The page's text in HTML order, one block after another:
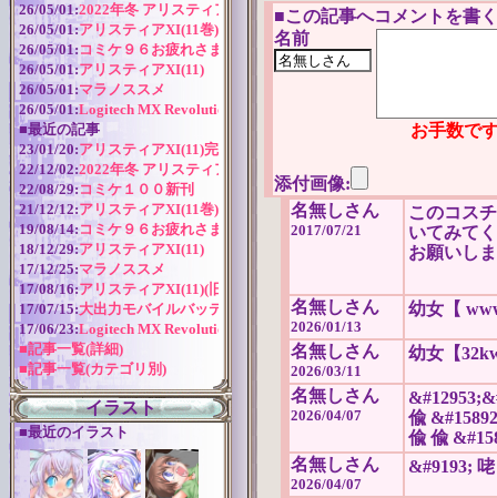
26/05/01:2022年冬 アリスティアシリーズ今後の予定
26/05/01:アリスティアXI(11巻) 作成近況
26/05/01: コミケ９６お疲れさまでした！
26/05/01:アリスティアXI(11)
26/05/01:マラノススメ
26/05/01:Logitech MX Revolution バッテリー交換
■最近の記事
23/01/20:アリスティアXI(11)完全版
22/12/02:2022年冬 アリスティアシリーズ今後の予定
22/08/29:コミケ１００新刊
21/12/12:アリスティアXI(11巻) 作成近況
19/08/14:コミケ９６お疲れさまでした！
18/12/29:アリスティアXI(11)
17/12/25:マラノススメ
17/08/16:アリスティアXI(11)(旧版)
17/07/15:大出力モバイルバッテリー
17/06/23:Logitech MX Revolution バッテリー交換
■記事一覧(詳細)
■記事一覧(カテゴリ別)
イラスト
■最近のイラスト
■この記事へコメントを書
名前
お手数で
添付画像:
名無しさん
2017/07/21
このコス
いてみて
お願いし
名無しさん
2026/01/13
幼女【
名無しさん
2026/03/11
幼女【
名無しさん
2026/04/07
偸
偸 偸
名無しさん
2026/04/07
&#9193;